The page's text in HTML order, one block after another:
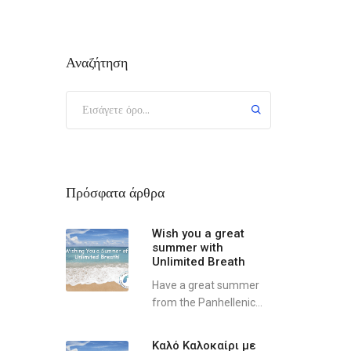
Αναζήτηση
Πρόσφατα άρθρα
Wish you a great
summer with
Unlimited Breath
Have a great summer
from the Panhellenic...
Καλό Καλοκαίρι με